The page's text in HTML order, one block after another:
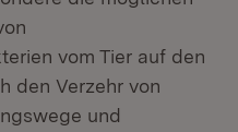
vom Tier auf den
den Verzehr von
und